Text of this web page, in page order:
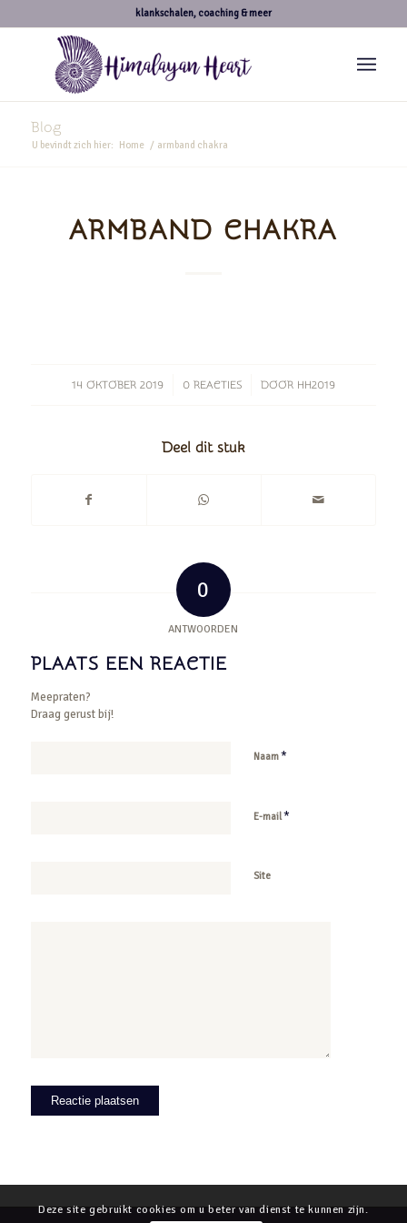
klankschalen, coaching & meer
Blog
U bevindt zich hier: Home / armband chakra
ARMBAND CHAKRA
14 OKTOBER 2019
/ 0 REACTIES
/ DOOR HH2019
Deel dit stuk
0
ANTWOORDEN
PLAATS EEN REACTIE
Meepraten?
Draag gerust bij!
Naam*
E-mail*
Site
Deze site gebruikt cookies om u beter van dienst te kunnen zijn.